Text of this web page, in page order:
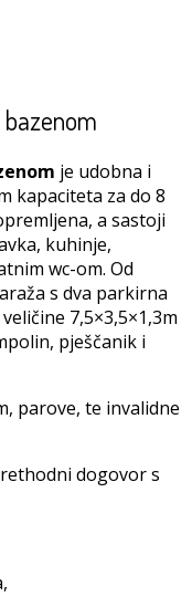
je udobna i
kapaciteta za do 8
a sastoji
kuhinje,
wc-om. Od
s dva parkirna
7,5×3,5×1,3m
pješčanik i
parove, te invalidne
dogovor s